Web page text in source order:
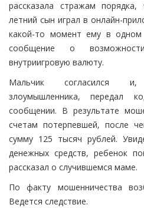
рассказала стражам
летний сын играл в онлайн-
какой-то момент ему в
сообщение о
внутриигровую валюту.
Мальчик согласился и,
злоумышленника, передал
сообщении. В результате
счетам потерпевшей, после
сумму 125 тысяч рублей.
денежных средств, ребенок
рассказал о случившемся маме.
По факту мошенничества
Ведется следствие.